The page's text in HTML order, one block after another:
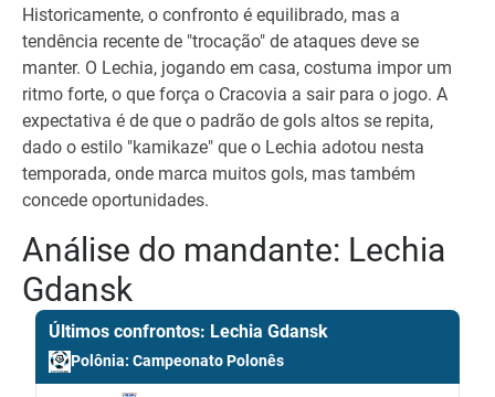
Historicamente, o confronto é equilibrado, mas a
tendência recente de "trocação" de ataques deve se
manter. O Lechia, jogando em casa, costuma impor um
ritmo forte, o que força o Cracovia a sair para o jogo. A
expectativa é de que o padrão de gols altos se repita,
dado o estilo "kamikaze" que o Lechia adotou nesta
temporada, onde marca muitos gols, mas também
concede oportunidades.
Análise do mandante: Lechia
Gdansk
Últimos confrontos: Lechia Gdansk
Polônia: Campeonato Polonês